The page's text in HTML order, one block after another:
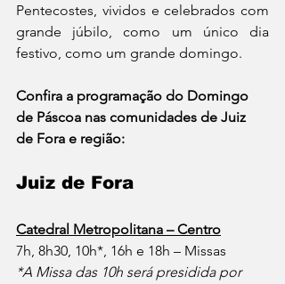
Pentecostes, vividos e celebrados com
grande júbilo, como um único dia
festivo, como um grande domingo.
Confira a programação do Domingo
de Páscoa nas comunidades de Juiz
de Fora e região:
Juiz de Fora
Catedral Metropolitana – Centro
7h, 8h30, 10h*, 16h e 18h – Missas
*A Missa das 10h será presidida por